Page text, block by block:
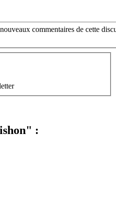
commentaires de cette
: